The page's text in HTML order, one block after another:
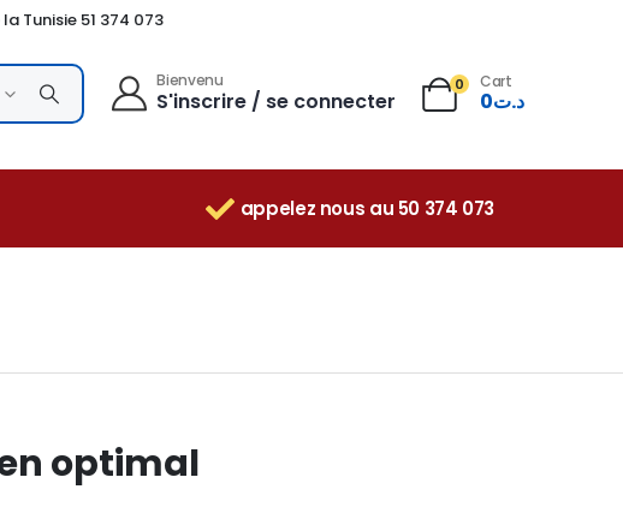
Tunisie 51 374 073
Bienvenu
S'inscrire / se connecter
0 Cart
د.ت0
appelez nous au 50 374 073
optimal